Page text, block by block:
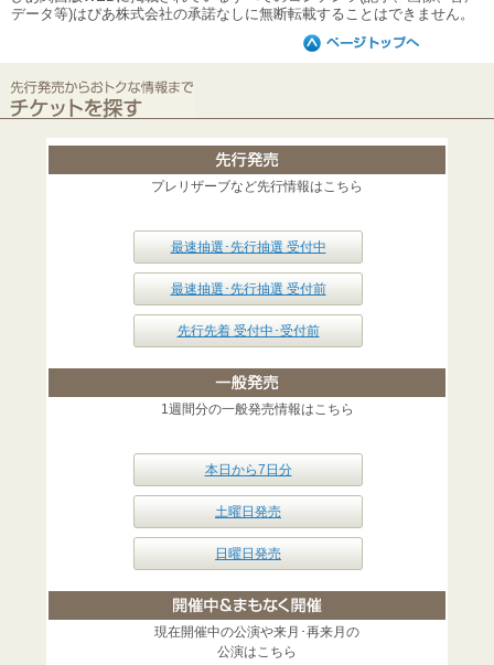
データ等)はぴあ株式会社の承諾なしに無断転載することはできません。
プレリザーブなど先行情報はこちら
最速抽選･先行抽選 受付中
最速抽選･先行抽選 受付前
先行先着 受付中･受付前
1週間分の一般発売情報はこちら
本日から7日分
土曜日発売
日曜日発売
現在開催中の公演や来月･再来月の
公演はこちら